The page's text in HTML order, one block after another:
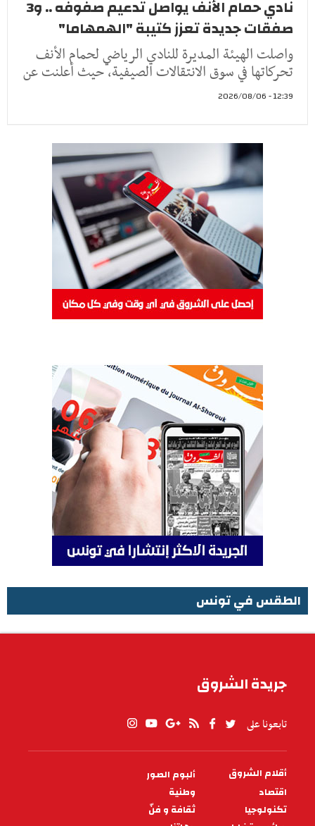
نادي حمام الأنف يواصل تدعيم صفوفه .. و3
صفقات جديدة تعزز كتيبة "الهمهاما"
واصلت الهيئة المديرة للنادي الرياضي لحمام الأنف
تحركاتها في سوق الانتقالات الصيفية، حيث أعلنت عن
12:39 - 2026/08/06
الطقس في تونس
جريدة الشروق
تابعونا على
PIED
DE
PAGE
أقلام الشروق
ألبوم الصور
اقتصاد
وطنية
تكنولوجيا
ثقافة و فنّ